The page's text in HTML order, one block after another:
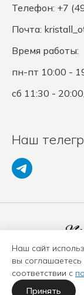
Телефон: +7
Почта:
Время работы:
пн-пт 10:00 -
сб 11:30 -
Наш
Наш сайт
вы
соответствии с
Принять